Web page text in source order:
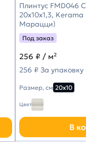
Плинтус FMD046
20x10x1,3,
Марацци)
Под заказ
256 ₽ / м²
256 ₽ За упаковку
Размер, см 20х10
Цвет
В